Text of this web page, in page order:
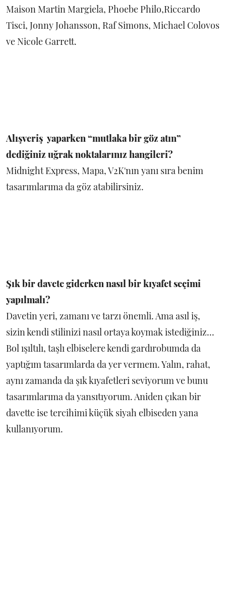
Maison Martin Margiela, Phoebe Philo,Riccardo
Tisci, Jonny Johansson, Raf Simons, Michael Colovos
ve Nicole Garrett.
Alışveriş yaparken “mutlaka bir göz atın”
dediğiniz uğrak noktalarınız hangileri?
Midnight Express, Mapa, V2K'nın yanı sıra benim
tasarımlarıma da göz atabilirsiniz.
Şık bir davete giderken nasıl bir kıyafet seçimi
yapılmalı?
Davetin yeri, zamanı ve tarzı önemli. Ama asıl iş,
sizin kendi stilinizi nasıl ortaya koymak istediğiniz...
Bol ışıltılı, taşlı elbiselere kendi gardırobumda da
yaptığım tasarımlarda da yer vermem. Yalın, rahat,
aynı zamanda da şık kıyafetleri seviyorum ve bunu
tasarımlarıma da yansıtıyorum. Aniden çıkan bir
davette ise tercihimi küçük siyah elbiseden yana
kullanıyorum.